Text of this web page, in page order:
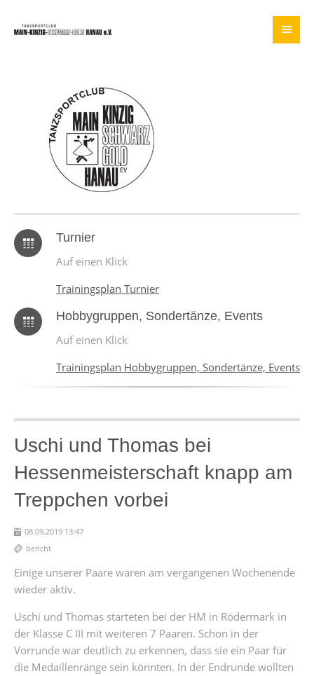
Turnier
Auf einen Klick
Trainingsplan Turnier
Hobbygruppen, Sondertänze, Events
Auf einen Klick
Trainingsplan Hobbygruppen, Sondertänze, Events
Uschi und Thomas bei
Hessenmeisterschaft knapp am
Treppchen vorbei
08.09.2019 13:47
bericht
Einige unserer Paare waren am vergangenen Wochenende
wieder aktiv.
Uschi und Thomas starteten bei der HM in Rödermark in
der Klasse C III mit weiteren 7 Paaren. Schon in der
Vorrunde war deutlich zu erkennen, dass sie ein Paar für
die Medaillenränge sein könnten. In der Endrunde wollten